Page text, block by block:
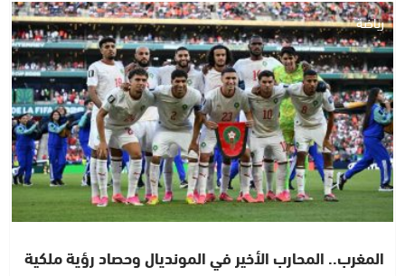
رياضة
المغرب.. المحارب الأخير في المونديال وحصاد رؤية ملكية